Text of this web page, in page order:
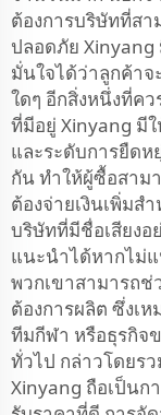
ต้องการบริษัทที่สา
ปลอดภัย
มั่นใจได้ว่าลูกค้าจ
ใดๆ อีกสิ่งหนึ่งที่ค
ที่มีอยู่ Xinyang มี
และระดับการยืด
กัน ทำให้ผู้ซื้อสาม
ต้องจ่ายเงินเพิ่มส
บริษัทที่มีชื่อเสียงอ
แนะนำได้หากไม่
พวกเขาสามารถ
ต้องการผลิต ซึ่งเ
ทีมกีฬา หรือธุรกิจ
ทั่วไป กล่าวโดยร
Xinyang ถือเป็น